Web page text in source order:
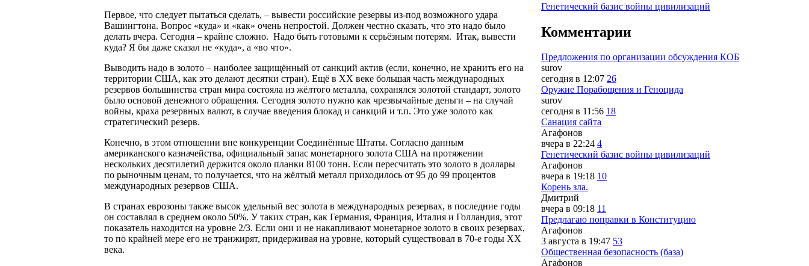
Первое, что следует пытаться сделать, – вывести российские резервы из-под возможного удара
Вашингтона. Вопрос «куда» и «как» очень непростой. Должен честно сказать, что это надо было
делать вчера. Сегодня – крайне сложно. Надо быть готовыми к серьёзным потерям. Итак, вывести
куда? Я бы даже сказал не «куда», а «во что».
Выводить надо в золото – наиболее защищённый от санкций актив (если, конечно, не хранить его на
территории США, как это делают десятки стран). Ещё в ХХ веке большая часть международных
резервов большинства стран мира состояла из жёлтого металла, сохранялся золотой стандарт, золото
было основой денежного обращения. Сегодня золото нужно как чрезвычайные деньги – на случай
войны, краха резервных валют, в случае введения блокад и санкций и т.п. Это уже золото как
стратегический резерв.
Конечно, в этом отношении вне конкуренции Соединённые Штаты. Согласно данным
американского казначейства, официальный запас монетарного золота США на протяжении
нескольких десятилетий держится около планки 8100 тонн. Если пересчитать это золото в доллары
по рыночным ценам, то получается, что на жёлтый металл приходилось от 95 до 99 процентов
международных резервов США.
В странах еврозоны также высок удельный вес золота в международных резервах, в последние годы
он составлял в среднем около 50%. У таких стран, как Германия, Франция, Италия и Голландия, этот
показатель находится на уровне 2/3. Если они и не накапливают монетарное золото в своих резервах,
то по крайней мере его не транжирят, придерживая на уровне, который существовал в 70-е годы ХХ
века.
Генетический базис войны цивилизаций
Комментарии
Предложения по организации обсуждения КОБ
surov
сегодня в 12:07 26
Оружие Порабощения и Геноцида
surov
сегодня в 11:56 18
Санация сайта
Агафонов
вчера в 22:24 4
Генетический базис войны цивилизаций
Агафонов
вчера в 19:18 10
Корень зла.
Дмитрий
вчера в 09:18 11
Предлагаю поправки в Конституцию
Агафонов
3 августа в 19:47 53
Общественная безопасность (база)
Агафонов